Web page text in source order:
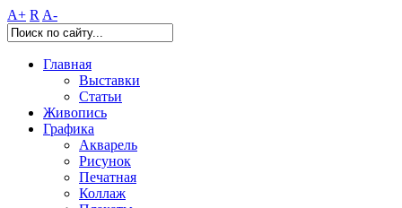
A+ R A-
Главная
Выставки
Статьи
Живопись
Графика
Акварель
Рисунок
Печатная
Коллаж